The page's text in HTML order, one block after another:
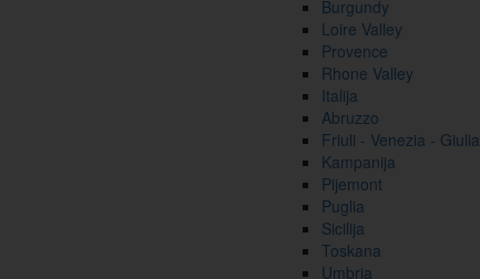
Burgundy
Loire Valley
Provence
Rhone Valley
Italija
Abruzzo
Friuli - Venezia - Giulia
Kampanija
Pijemont
Puglia
Sicilija
Toskana
Umbria